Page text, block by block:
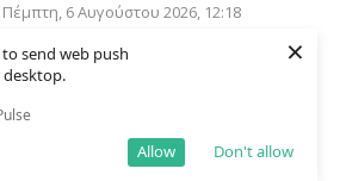
send web push
Don't allow
Allow
×
Πέμπτη, 6 Αυγούστου 2026, 12:18
Υποβλήθηκε το αίτημα για την
ενεργοποίηση της ρήτρας διαφυγής
Πέμπτη, 6 Αυγούστου 2026, 11:52